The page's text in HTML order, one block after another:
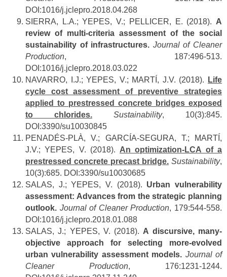
DOI:1016/j.jclepro.2018.04.268
SIERRA, L.A.; YEPES, V.; PELLICER, E. (2018). A
review of multi-criteria assessment of the social
sustainability of infrastructures. Journal of Cleaner
Production, 187:496-513.
DOI:1016/j.jclepro.2018.03.022
NAVARRO, I.J.; YEPES, V.; MARTÍ, J.V. (2018).
Life
cycle cost assessment of preventive strategies
applied to prestressed concrete bridges exposed
to chlorides.
Sustainability, 10(3):845.
DOI:3390/su10030845
PENADÉS-PLÀ, V.; GARCÍA-SEGURA, T.; MARTÍ,
J.V.; YEPES, V. (2018). An optimization-LCA of a
prestressed concrete precast bridge. Sustainability,
10(3):685. DOI:3390/su10030685
SALAS, J.; YEPES, V. (2018). Urban vulnerability
assessment: Advances from the strategic planning
outlook. Journal of Cleaner Production, 179:544-558.
DOI:1016/j.jclepro.2018.01.088
SALAS, J.; YEPES, V. (2018). A discursive, many-
objective approach for selecting more-evolved
urban vulnerability assessment models. Journal of
Cleaner Production, 176:1231-1244.